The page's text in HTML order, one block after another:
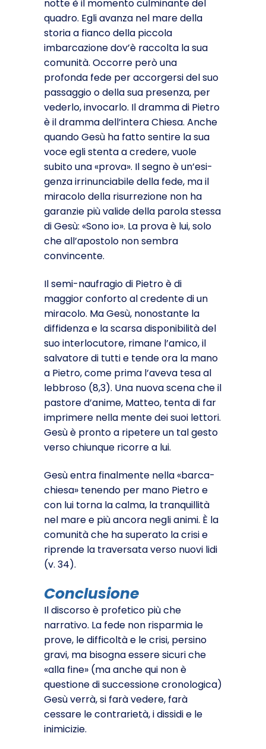
notte è il momento culminante del
quadro. Egli avanza nel mare della
storia a fianco della piccola
imbarcazione dov’è raccolta la sua
comunità. Occorre però una
profonda fede per accorgersi del suo
passaggio o della sua presenza, per
vederlo, invocarlo. Il dramma di Pietro
è il dramma dell’intera Chiesa. Anche
quando Gesù ha fatto sentire la sua
voce egli stenta a credere, vuole
subito una «prova». Il segno è un’esi­
genza irrinunciabile della fede, ma il
miracolo della risurrezione non ha
garanzie più valide della parola stessa
di Gesù: «Sono io». La prova è lui, solo
che all’apostolo non sembra
convincente.
Il semi-naufragio di Pietro è di
maggior conforto al credente di un
miracolo. Ma Gesù, nonostante la
diffidenza e la scarsa disponibilità del
suo interlocutore, rimane l’amico, il
salvatore di tutti e tende ora la mano
a Pietro, come prima l’aveva tesa al
lebbroso (8,3). Una nuova scena che il
pastore d’anime, Matteo, tenta di far
imprimere nella mente dei suoi lettori.
Gesù è pronto a ripetere un tal gesto
verso chiunque ricorre a lui.
Gesù entra finalmente nella «barca-
chiesa» tenendo per mano Pietro e
con lui torna la calma, la tranquillità
nel mare e più ancora negli animi. È la
comunità che ha superato la crisi e
riprende la traversata verso nuovi lidi
(v. 34).
Conclusione
Il discorso è profetico più che
narrativo. La fede non risparmia le
prove, le difficoltà e le crisi, persino
gravi, ma bisogna essere si­curi che
«alla fine» (ma anche qui non è
questione di successione cronologica)
Gesù verrà, si farà vedere, farà
cessare le contrarie­tà, i dissidi e le
inimicizie.